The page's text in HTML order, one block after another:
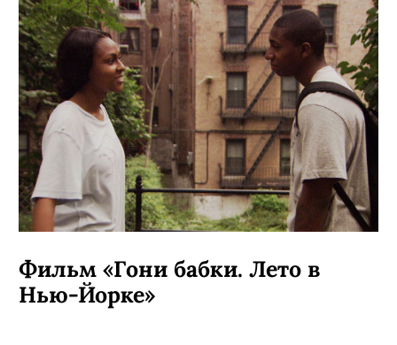
Фильм «Гони бабки. Лето в
Нью-Йорке»